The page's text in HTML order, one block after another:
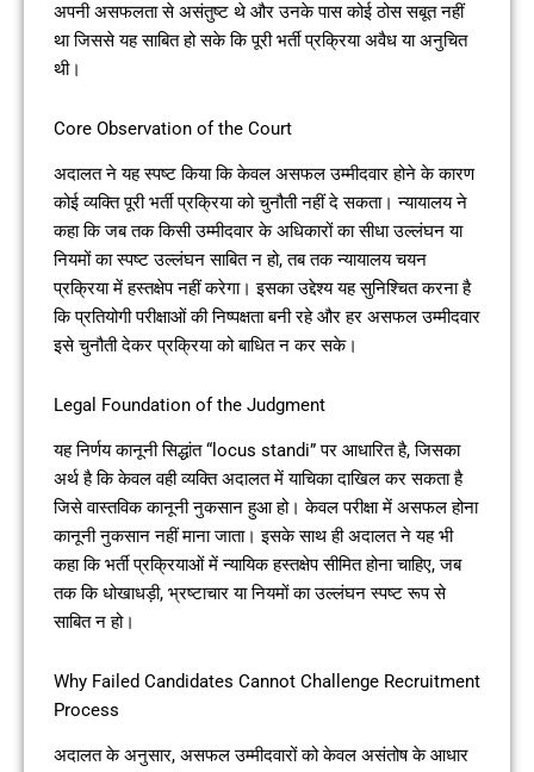
अपनी असफलता से असंतुष्ट थे और उनके पास कोई ठोस सबूत नहीं
था जिससे यह साबित हो सके कि पूरी भर्ती प्रक्रिया अवैध या अनुचित
थी।
Core Observation of the Court
अदालत ने यह स्पष्ट किया कि केवल असफल उम्मीदवार होने के कारण
कोई व्यक्ति पूरी भर्ती प्रक्रिया को चुनौती नहीं दे सकता। न्यायालय ने
कहा कि जब तक किसी उम्मीदवार के अधिकारों का सीधा उल्लंघन या
नियमों का स्पष्ट उल्लंघन साबित न हो, तब तक न्यायालय चयन
प्रक्रिया में हस्तक्षेप नहीं करेगा। इसका उद्देश्य यह सुनिश्चित करना है
कि प्रतियोगी परीक्षाओं की निष्पक्षता बनी रहे और हर असफल उम्मीदवार
इसे चुनौती देकर प्रक्रिया को बाधित न कर सके।
Legal Foundation of the Judgment
यह निर्णय कानूनी सिद्धांत “locus standi” पर आधारित है, जिसका
अर्थ है कि केवल वही व्यक्ति अदालत में याचिका दाखिल कर सकता है
जिसे वास्तविक कानूनी नुकसान हुआ हो। केवल परीक्षा में असफल होना
कानूनी नुकसान नहीं माना जाता। इसके साथ ही अदालत ने यह भी
कहा कि भर्ती प्रक्रियाओं में न्यायिक हस्तक्षेप सीमित होना चाहिए, जब
तक कि धोखाधड़ी, भ्रष्टाचार या नियमों का उल्लंघन स्पष्ट रूप से
साबित न हो।
Why Failed Candidates Cannot Challenge Recruitment
Process
अदालत के अनुसार, असफल उम्मीदवारों को केवल असंतोष के आधार